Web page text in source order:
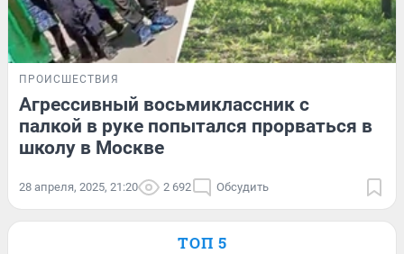
ПРОИСШЕСТВИЯ
Агрессивный восьмиклассник с
палкой в руке попытался прорваться в
школу в Москве
28 апреля, 2025, 21:20 2 692 Обсудить
ТОП 5